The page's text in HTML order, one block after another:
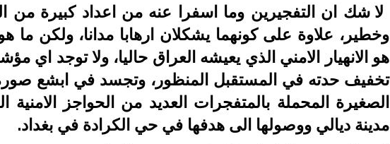
لا شك ان التفجيرين وما اسفرا عنه من اعداد كبيرة من
وخطير، علاوة على كونهما يشكلان ارهابا مدانا، ولكن
هو الانهيار الامني الذي يعيشه العراق حاليا، ولا توجد اي
تخفيف حدته في المستقبل المنظور، وتجسد في ابشع
الصغيرة المحملة بالمتفجرات العديد من الحواجز الامنية
مدينة ديالي ووصولها الى هدفها في حي الكرادة في بغداد.